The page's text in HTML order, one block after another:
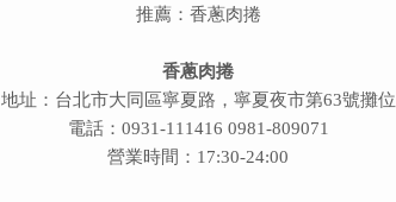
推薦：香蔥肉捲
香蔥肉捲
地址：台北市大同區寧夏路，寧夏夜市第63號攤位
電話：0931-111416 0981-809071
營業時間：17:30-24:00